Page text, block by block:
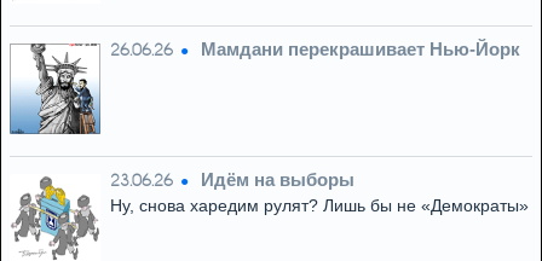
26.06.26 Мамдани перекрашивает Нью-Йорк
23.06.26 Идём на выборы
Ну, снова харедим рулят? Лишь бы не «Демократы»